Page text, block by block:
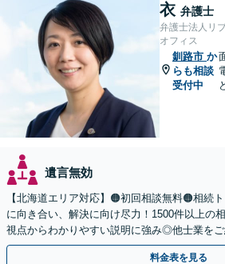
衣 弁護士
弁護士法人リ
オフィス
釧路市 か
らも相談
受付中
遺言無効
【北海道エリア対応】🟠初回相談無料🟠相続
に向き合い、解決に向け尽力！1500件以上の
視点からわかりやすい説明に強み◎他士業を
の申告までワンストップで対応【夜間相談可】
料金表を見る